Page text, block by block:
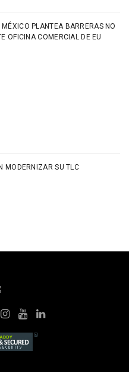
PLANTEA BARRERAS NO
OFICINA COMERCIAL DE EU
MODERNIZAR SU TLC